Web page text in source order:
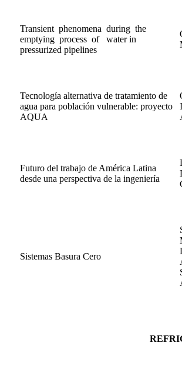
Transient phenomena during the
emptying process of water in
pressurized pipelines
Tecnología alternativa de tratamiento de
agua para población vulnerable: proyecto
AQUA
Futuro del trabajo de América Latina
desde una perspectiva de la ingeniería
Sistemas Basura Cero